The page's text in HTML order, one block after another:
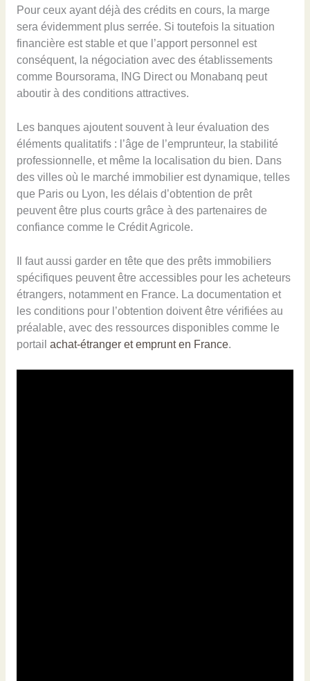
Pour ceux ayant déjà des crédits en cours, la marge
sera évidemment plus serrée. Si toutefois la situation
financière est stable et que l’apport personnel est
conséquent, la négociation avec des établissements
comme Boursorama, ING Direct ou Monabanq peut
aboutir à des conditions attractives.
Les banques ajoutent souvent à leur évaluation des
éléments qualitatifs : l’âge de l’emprunteur, la stabilité
professionnelle, et même la localisation du bien. Dans
des villes où le marché immobilier est dynamique, telles
que Paris ou Lyon, les délais d’obtention de prêt
peuvent être plus courts grâce à des partenaires de
confiance comme le Crédit Agricole.
Il faut aussi garder en tête que des prêts immobiliers
spécifiques peuvent être accessibles pour les acheteurs
étrangers, notamment en France. La documentation et
les conditions pour l’obtention doivent être vérifiées au
préalable, avec des ressources disponibles comme le
portail achat-étranger et emprunt en France.